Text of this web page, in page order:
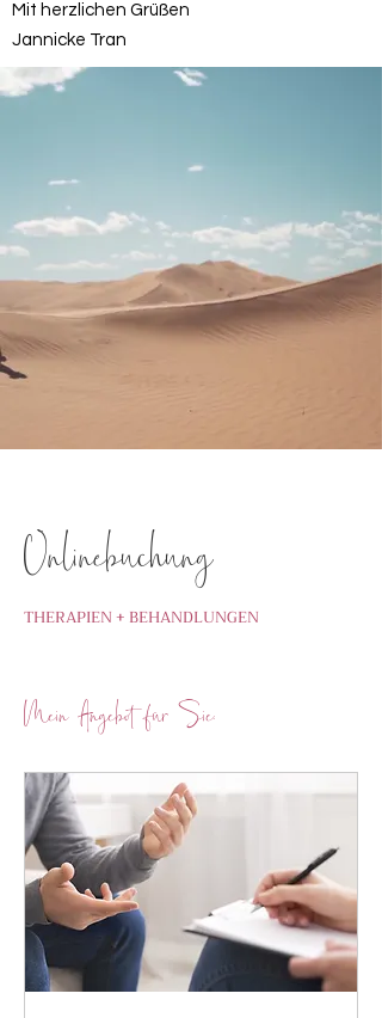
Mit herzlichen Grüßen
Jannicke Tran
Onlinebuchung
THERAPIEN + BEHANDLUNGEN
Mein Angebot für Sie: